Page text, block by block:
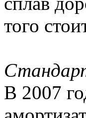
того
В 2007